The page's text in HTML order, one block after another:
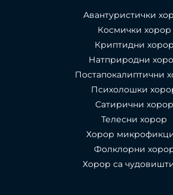
Авантуристички
Космички хорор
Криптидни хорор
Натприродни
Постапокалиптични
Психолошки
Сатирични хорор
Телесни хорор
Хорор
Фолклорни
Хорор са